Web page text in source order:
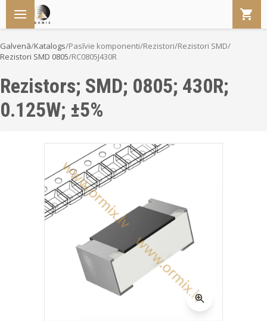
Galvenā/Katalogs/Pasīvie komponenti/Rezistori/Rezistori SMD/
Rezistori SMD 0805/RC0805J430R
Rezistors; SMD; 0805; 430R;
0.125W; ±5%